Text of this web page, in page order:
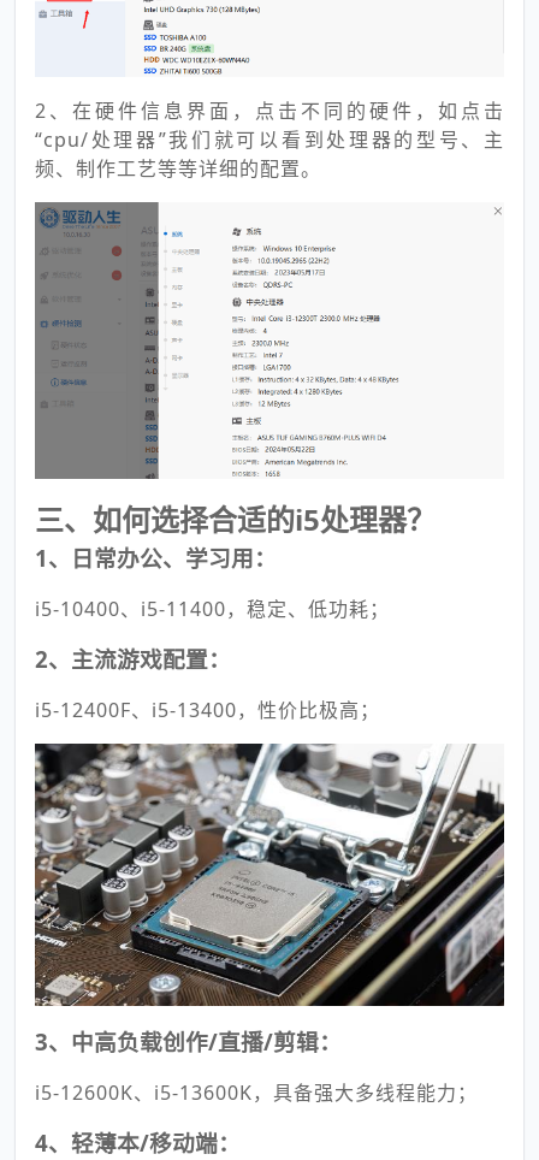
2、在硬件信息界面，点击不同的硬件，如点击
“cpu/处理器”我们就可以看到处理器的型号、主
频、制作工艺等等详细的配置。
三、如何选择合适的i5处理器？
1、日常办公、学习用：
i5-10400、i5-11400，稳定、低功耗；
2、主流游戏配置：
i5-12400F、i5-13400，性价比极高；
3、中高负载创作/直播/剪辑：
i5-12600K、i5-13600K，具备强大多线程能力；
4、轻薄本/移动端：